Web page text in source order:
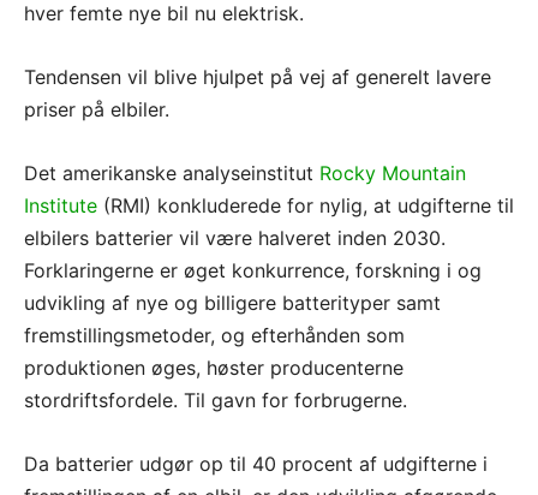
hver femte nye bil nu elektrisk.
Tendensen vil blive hjulpet på vej af generelt lavere
priser på elbiler.
Det amerikanske analyseinstitut Rocky Mountain
Institute (RMI) konkluderede for nylig, at udgifterne til
elbilers batterier vil være halveret inden 2030.
Forklaringerne er øget konkurrence, forskning i og
udvikling af nye og billigere batterityper samt
fremstillingsmetoder, og efterhånden som
produktionen øges, høster producenterne
stordriftsfordele. Til gavn for forbrugerne.
Da batterier udgør op til 40 procent af udgifterne i